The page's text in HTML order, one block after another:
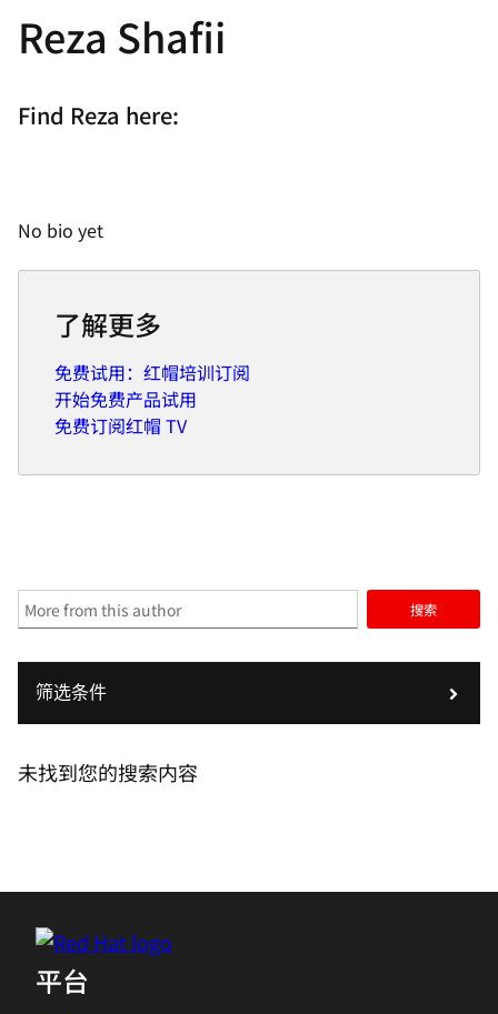
Reza Shafii
Find Reza here:
No bio yet
了解更多
免费试用：红帽培训订阅
开始免费产品试用
免费订阅红帽 TV
搜索
筛选条件
未找到您的搜索内容
平台